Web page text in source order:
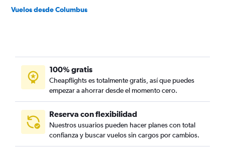
Vuelos desde Columbus
100% gratis
Cheapflights es totalmente gratis, así que puedes
empezar a ahorrar desde el momento cero.
Reserva con flexibilidad
Nuestros usuarios pueden hacer planes con total
confianza y buscar vuelos sin cargos por cambios.